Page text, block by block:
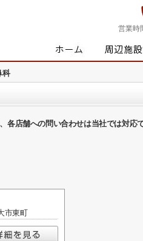
営業時
科
店舗への問い合わせは当社では対応で
市東町